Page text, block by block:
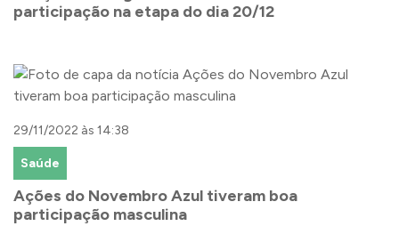
participação na etapa do dia 20/12
29/11/2022 às 14:38
Saúde
Ações do Novembro Azul tiveram boa
participação masculina